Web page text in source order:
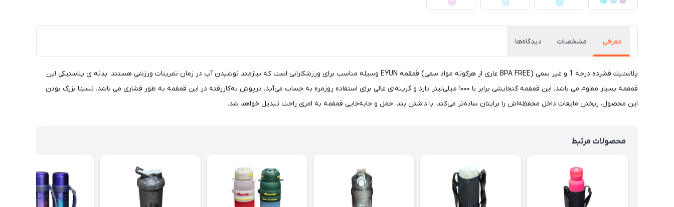
معرفی مشخصات دیدگاه‌ها
پلاستيك فشرده درجه 1 و غیر سمی (BPA FREE عاری از هرگونه مواد سمی) قمقمه EYUN وسيله مناسب برای ورزشکارانی است که نیازمند نوشیدن آب در زمان تمرینات ورزشی هستند. بدنه ی پلاستیکی این
قمقمه بسیار مقاوم می باشد. این قمقمه گنجایشی برابر با ۱۰۰۰ میلی‌لیتر دارد و گزینه‌ای عالی برای استفاده روزمره به حساب می‌آید. درپوش به‌کار‌رفته در این قمقمه به طور فشارى می باشد. نسبتا بزرگ بودن
این محصول، ریختن مایعات داخل محفظه‌اش را برایتان ساده‌تر می‌کند. با داشتن بند، حمل و جابه‌جایی قمقمه به امری راحت تبدیل خواهد شد.
محصولات مرتبط